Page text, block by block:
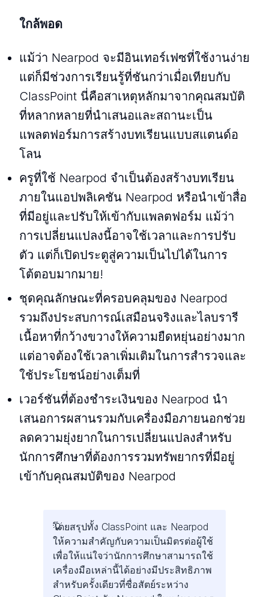
ใกล้พอด
แม้ว่า Nearpod จะมีอินเทอร์เฟซที่ใช้งานง่าย
แต่ก็มีช่วงการเรียนรู้ที่ชันกว่าเมื่อเทียบกับ
ClassPoint นี่คือสาเหตุหลักมาจากคุณสมบัติ
ที่หลากหลายที่นําเสนอและสถานะเป็น
แพลตฟอร์มการสร้างบทเรียนแบบสแตนด์อ
โลน
ครูที่ใช้ Nearpod จําเป็นต้องสร้างบทเรียน
ภายในแอปพลิเคชัน Nearpod หรือนําเข้าสื่อ
ที่มีอยู่และปรับให้เข้ากับแพลตฟอร์ม แม้ว่า
การเปลี่ยนแปลงนี้อาจใช้เวลาและการปรับ
ตัว แต่ก็เปิดประตูสู่ความเป็นไปได้ในการ
โต้ตอบมากมาย!
ชุดคุณลักษณะที่ครอบคลุมของ Nearpod
รวมถึงประสบการณ์เสมือนจริงและไลบรารี
เนื้อหาที่กว้างขวางให้ความยืดหยุ่นอย่างมาก
แต่อาจต้องใช้เวลาเพิ่มเติมในการสํารวจและ
ใช้ประโยชน์อย่างเต็มที่
เวอร์ชันที่ต้องชําระเงินของ Nearpod นํา
เสนอการผสานรวมกับเครื่องมือภายนอกช่วย
ลดความยุ่งยากในการเปลี่ยนแปลงสําหรับ
นักการศึกษาที่ต้องการรวมทรัพยากรที่มีอยู่
เข้ากับคุณสมบัติของ Nearpod
โดยสรุปทั้ง ClassPoint และ Nearpod
ให้ความสําคัญกับความเป็นมิตรต่อผู้ใช้
เพื่อให้แน่ใจว่านักการศึกษาสามารถใช้
เครื่องมือเหล่านี้ได้อย่างมีประสิทธิภาพ
สําหรับครั้งเดียวที่ซื่อสัตย์ระหว่าง